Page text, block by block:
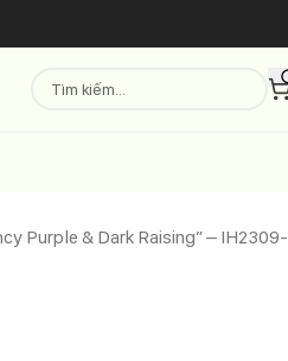
Purple & Dark Raising” – IH2309-